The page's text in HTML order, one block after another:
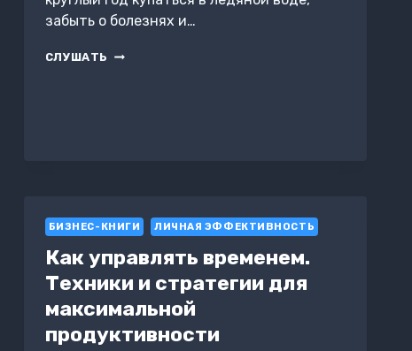
забыть о болезнях и…
СЛУШАТЬ СЕВЕРНАЯ
БИЗНЕС-КНИГИ ЛИЧНАЯ ЭФФЕКТИВНОСТЬ
Как управлять временем.
Техники и стратегии для
максимальной
продуктивности